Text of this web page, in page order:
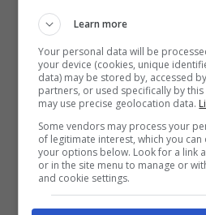
condizioni.
Learn more
Your personal data will be
your device (cookies, unique
data) may be stored by, accessed
partners, or used specifically by
may use precise geolocation data.
Some vendors may process your
of legitimate interest, which you
your options below. Look for a link
or in the site menu to manage or
and cookie settings.